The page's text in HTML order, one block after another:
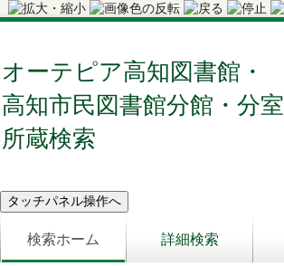
オーテピア高知図書館・
高知市民図書館分館・分室
所蔵検索
検索ホーム 詳細検索